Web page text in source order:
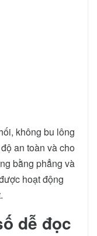
không bu lông
an toàn và cho
bằng phẳng và
hoạt động
dễ đọc